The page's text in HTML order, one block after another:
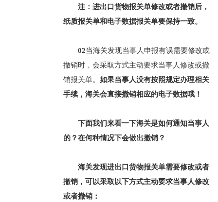
注：进出口货物报关单修改或者撤销后，
纸质报关单和电子数据报关单要保持一致。
02当海关发现当事人申报有误需要修改或
撤销时，会采取方式主动要求当事人修改或撤
销报关单。 如果当事人没有按照规定办理相关
手续，海关会直接撤销相应的电子数据哦！
下面我们来看一下海关是如何通知当事人
的？在何种情况下会做出撤销？
海关发现进出口货物报关单需要修改或者
撤销，可以采取以下方式主动要求当事人修改
或者撤销：